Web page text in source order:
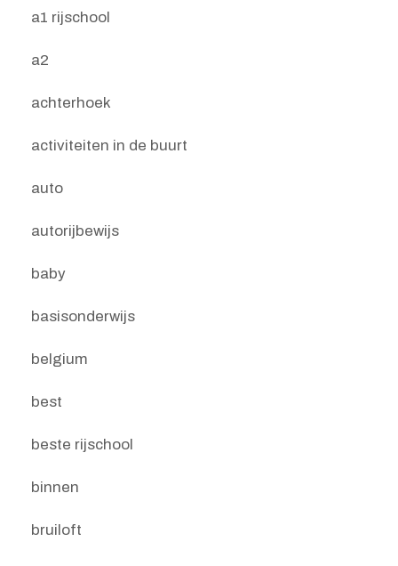
a1 rijschool
a2
achterhoek
activiteiten in de buurt
auto
autorijbewijs
baby
basisonderwijs
belgium
best
beste rijschool
binnen
bruiloft